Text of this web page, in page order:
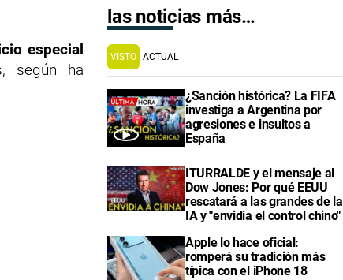
especial
según ha
las noticias más…
VISTO ACTUAL
¿Sanción histórica? La FIFA
investiga a Argentina por
agresiones e insultos a
España
ITURRALDE y el mensaje al
Dow Jones: Por qué EEUU
rescatará a las grandes de la
IA y "envidia el control chino"
Apple lo hace oficial:
romperá su tradición más
típica con el iPhone 18